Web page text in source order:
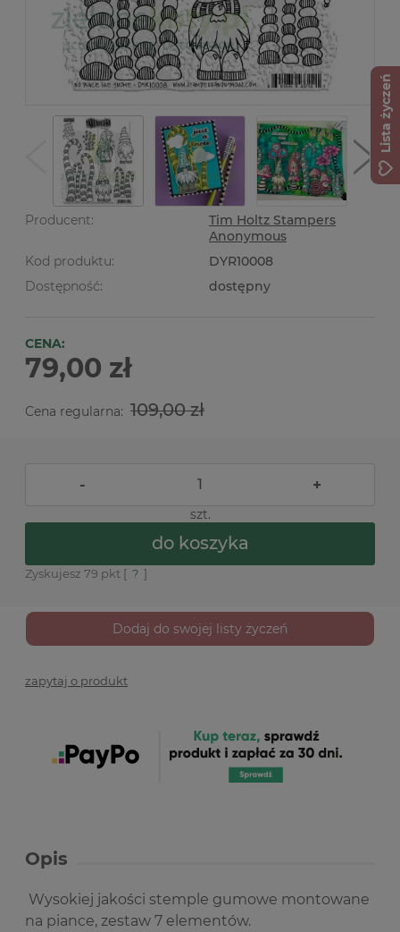
Producent:
Tim Holtz Stampers
Anonymous
Kod produktu:
DYR10008
Dostępność:
dostępny
CENA:
79,00 zł
Cena regularna: 109,00 zł
- +
szt.
do koszyka
Zyskujesz 79 pkt [ ? ]
Dodaj do swojej listy życzeń
zapytaj o produkt
Opis
Wysokiej jakości stemple gumowe montowane
na piance, zestaw 7 elementów.
Lista życzeń